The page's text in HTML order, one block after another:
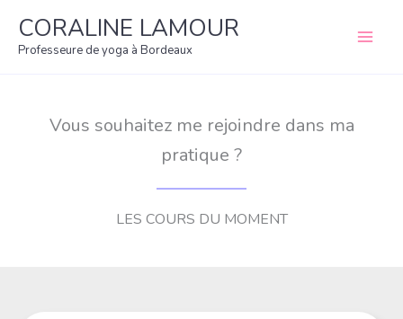
contenu
CORALINE LAMOUR
Professeure de yoga à Bordeaux
Vous souhaitez me rejoindre dans ma
pratique ?
LES COURS DU MOMENT